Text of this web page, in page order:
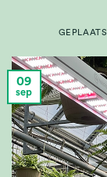
09
sep